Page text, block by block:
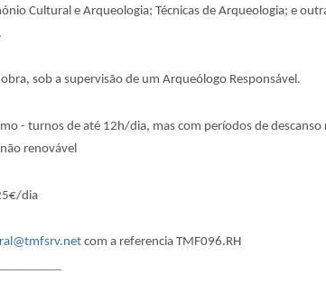
Cultural e Arqueologia; Técnicas de Arqueologia; e
sob a supervisão de um Arqueólogo Responsável.
- turnos de até 12h/dia, mas com períodos de
renovável
dia
com a referencia TMF096.RH